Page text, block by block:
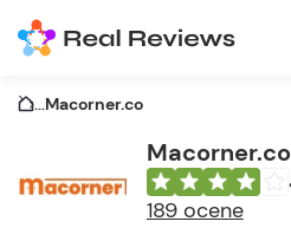
...Macorner.co
Macorner.co
189 ocene